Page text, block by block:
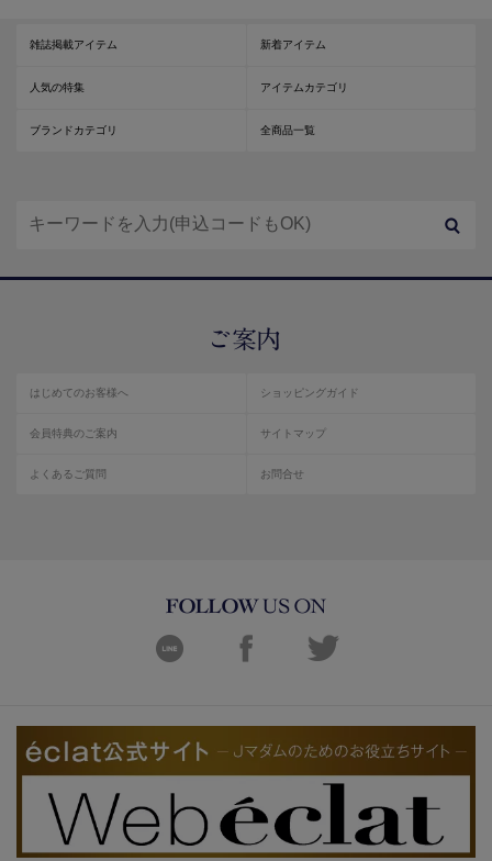
雑誌掲載アイテム 新着アイテム
人気の特集 アイテムカテゴリ
ブランドカテゴリ 全商品一覧
はじめてのお客様へ ショッピングガイド
会員特典のご案内 サイトマップ
よくあるご質問 お問合せ